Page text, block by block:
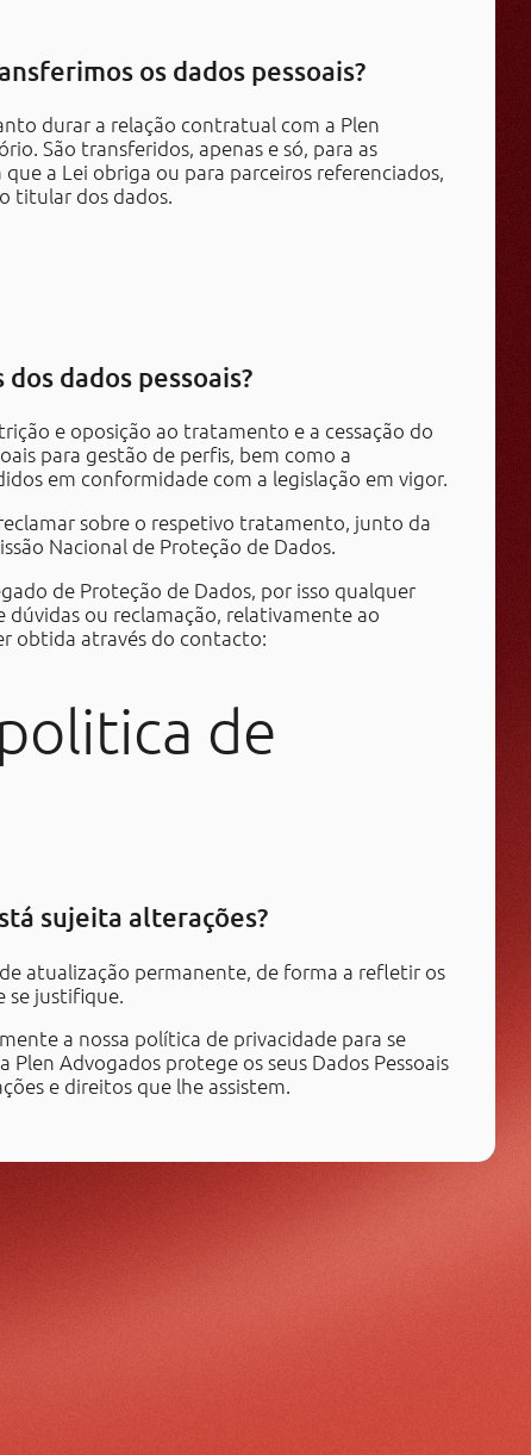
os dados pessoais?
durar a relação contratual com a Plen
São transferidos, apenas e só, para as
a Lei obriga ou para parceiros referenciados,
titular dos dados.
dados pessoais?
e oposição ao tratamento e a cessação do
para gestão de perfis, bem como a
em conformidade com a legislação em vigor.
sobre o respetivo tratamento, junto da
Nacional de Proteção de Dados.
de Proteção de Dados, por isso qualquer
ou reclamação, relativamente ao
obtida através do contacto:
de
sujeita alterações?
atualização permanente, de forma a refletir os
se justifique.
a nossa política de privacidade para se
Advogados protege os seus Dados Pessoais
e direitos que lhe assistem.